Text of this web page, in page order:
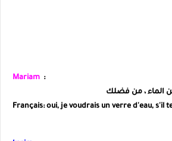
Mariam :
الماء ، من فضلك
Français: oui, je voudrais un verre d'eau, s'il